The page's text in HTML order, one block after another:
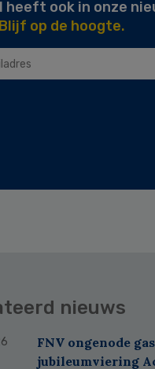
heeft ook in onze
Blijf op de hoogte.
nieuws
FNV ongenode
jubileumviering